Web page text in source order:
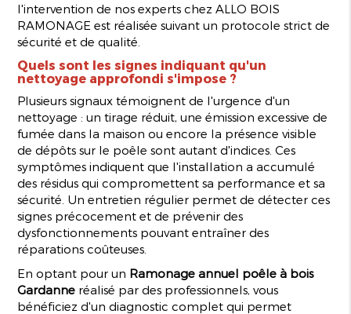
l'intervention de nos experts chez ALLO BOIS
RAMONAGE est réalisée suivant un protocole strict de
sécurité et de qualité.
Quels sont les signes indiquant qu'un
nettoyage approfondi s'impose ?
Plusieurs signaux témoignent de l'urgence d'un
nettoyage : un tirage réduit, une émission excessive de
fumée dans la maison ou encore la présence visible
de dépôts sur le poêle sont autant d'indices. Ces
symptômes indiquent que l'installation a accumulé
des résidus qui compromettent sa performance et sa
sécurité. Un entretien régulier permet de détecter ces
signes précocement et de prévenir des
dysfonctionnements pouvant entraîner des
réparations coûteuses.
En optant pour un Ramonage annuel poêle à bois
Gardanne réalisé par des professionnels, vous
bénéficiez d'un diagnostic complet qui permet